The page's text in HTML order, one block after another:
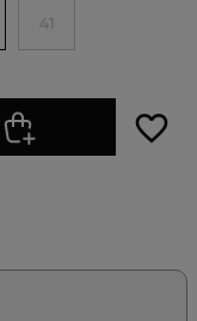
41
favorite_border